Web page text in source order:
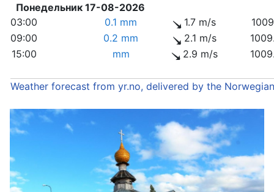
Понедельник 17-08-2026
03:00
0.1 mm 1.7 m/s
09:00
0.2 mm 2.1 m/s
15:00
mm 2.9 m/s
Weather forecast from yr.no, delivered by the